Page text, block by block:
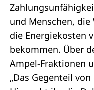
und Menschen,
die Energiekosten
bekommen. Über
Ampel-Fraktionen
„Das Gegenteil